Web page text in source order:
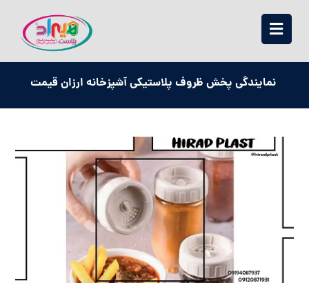
نمایندگی پخش ظروف پلاستیکی آشپزخانه ارزان قیمت